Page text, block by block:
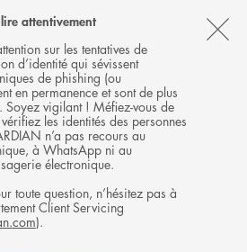
attentivement
sur les tentatives de
d’identité qui sévissent
de phishing (ou
en permanence et sont de plus
Soyez vigilant ! Méfiez-vous de
les identités des personnes
n’a pas recours au
à WhatsApp ni au
électronique.
toute question, n’hésitez pas à
Client Servicing
).
MENU